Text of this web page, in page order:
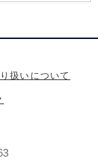
扱いについて